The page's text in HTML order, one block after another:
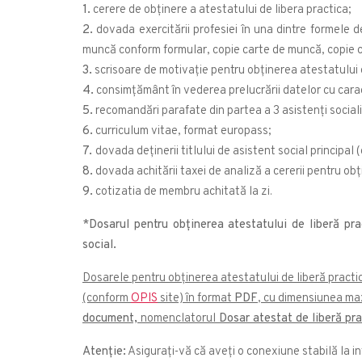
1. cerere de obținere a atestatului de libera practica;
2. dovada exercitării profesiei în una dintre formele
muncă conform formular, copie carte de muncă, copie
3. scrisoare de motivație pentru obținerea
4. consimțământ în vederea prelucrării datelor cu
5. recomandări parafate din partea a 3 asistenți
6. curriculum vitae, format europass;
7. dovada deținerii titlului de asistent social principal
8. dovada achitării taxei de analiză a cererii pentru
9. cotizatia de membru achitată la zi.
*Dosarul pentru obținerea atestatului de liberă
social.
Dosarele pentru obținerea atestatului de liberă
(conformOPISsite) în formatPDF, cu dimensiunea
document,nomenclatorulDosar atestat de liberă
Atenție: Asigurați-vă că aveți o conexiune stabilă la